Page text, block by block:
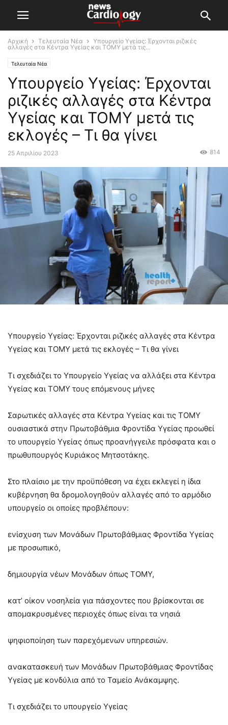
Αρχική Τελευταία Νέα
Υπουργείο Υγείας: Έρχονται ριζικές
αλλαγές στα Κέντρα Υγείας και ΤΟΜΥ μετά τις...
Τελευταία Νέα
Υπουργείο Υγείας: Έρχονται
ριζικές αλλαγές στα Κέντρα
Υγείας και ΤΟΜΥ μετά τις
εκλογές – Τι θα γίνει
25 Απριλίου 2023 814
Υπουργείο Υγείας: Έρχονται ριζικές αλλαγές στα Κέντρα
Υγείας και ΤΟΜΥ μετά τις εκλογές – Τι θα γίνει
Τι σχεδιάζει το Υπουργείο Υγείας να αλλάξει στα Κέντρα
Υγείας και ΤΟΜΥ τους επόμενους μήνες
Σαρωτικές αλλαγές στα Κέντρα Υγείας και τις ΤΟΜΥ
ουσιαστικά στην Πρωτοβάθμια Φροντίδα Υγείας προωθεί
το υπουργείο Υγείας όπως προανήγγειλε πρόσφατα και ο
πρωθυπουργός Κυριάκος Μητσοτάκης.
Στο πλαίσιο με την προϋπόθεση να έχει εκλεγεί η ίδια
κυβέρνηση θα δρομολογηθούν αλλαγές από το αρμόδιο
υπουργείο οι οποίες προβλέπουν:
ενίσχυση των Μονάδων Πρωτοβάθμιας Φροντίδα Υγείας
με προσωπικό,
δημιουργία νέων Μονάδων όπως ΤΟΜΥ,
κατ’ οίκον νοσηλεία για πάσχοντες που βρίσκονται σε
απομακρυσμένες περιοχές όπως είναι τα νησιά
ψηφιοποίηση των παρεχόμενων υπηρεσιών.
ανακατασκευή των Μονάδων Πρωτοβάθμιας Φροντίδας
Υγείας με κονδύλια από το Ταμείο Ανάκαμψης.
Τι σχεδιάζει το υπουργείο Υγείας